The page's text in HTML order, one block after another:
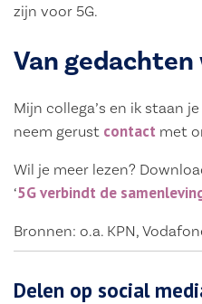
zijn voor 5G.
Van gedachten
Mijn collega’s en ik staan
neem gerust contact met
Wil je meer lezen?
‘5G verbindt de
Bronnen: o.a. KPN,
Delen op social